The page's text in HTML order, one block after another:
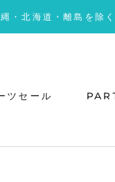
・北海道・離島を除く
ツセール